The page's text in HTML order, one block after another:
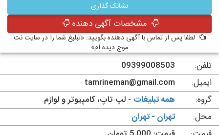
نشانک گذاری
مشخصات آگهی دهنده
لطفا پس از تماس با آگهی دهنده بگویید: «تبلیغ شما را در سایت نت
موج دیده ام»
تلفن:
09399008503
ایمیل:
tamrineman@gmail.com
گروه:
همه تبلیغات - لپ تاپ، کامپیوتر و لوازم
محل:
تهران - تهران